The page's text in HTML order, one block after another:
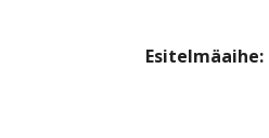
Esitelmäaihe: